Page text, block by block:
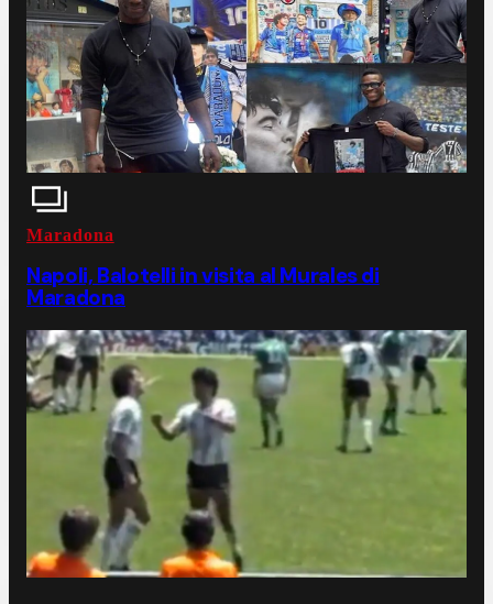
Maradona
Napoli, Balotelli in visita al Murales di
Maradona